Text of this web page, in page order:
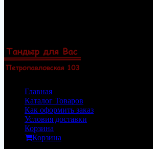
Главная
Каталог Товаров
Как оформить заказ
Условия доставки
Корзина
Корзина